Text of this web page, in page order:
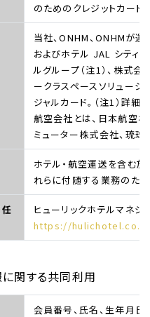
のためのクレジットカード
当社、ONHM、ONHMが運
およびホテル JAL シティ
ルグループ（注1）、株式
ークラスペースソリューシ
ジャルカード。（注1）詳細
航空会社とは、日本航空
ミューター株式会社、琉
ホテル・航空運送を含む
れらに付随する業務のため
ヒューリックホテルマネ
https://
関する共同利用
会員番号、氏名、生年月日